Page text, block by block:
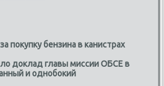
покупку бензина в канистрах
доклад главы миссии ОБСЕ в
и однобокий